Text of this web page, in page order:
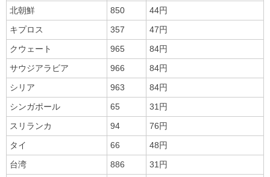
北朝鮮
850
44円
キプロス
357
47円
クウェート
965
84円
サウジアラビア
966
84円
シリア
963
84円
シンガポール
65
31円
スリランカ
94
76円
タイ
66
48円
台湾
886
31円